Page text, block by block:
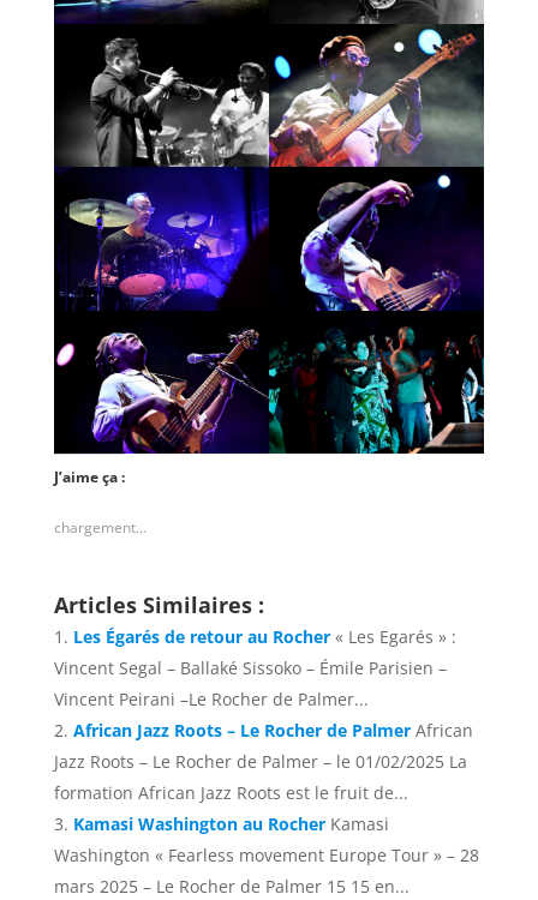
J’aime ça :
chargement…
Articles Similaires :
Les Égarés de retour au Rocher « Les Egarés » :
Vincent Segal – Ballaké Sissoko – Émile Parisien –
Vincent Peirani –Le Rocher de Palmer...
African Jazz Roots – Le Rocher de Palmer African
Jazz Roots – Le Rocher de Palmer – le 01/02/2025 La
formation African Jazz Roots est le fruit de...
Kamasi Washington au Rocher Kamasi
Washington « Fearless movement Europe Tour » – 28
mars 2025 – Le Rocher de Palmer 15 15 en...